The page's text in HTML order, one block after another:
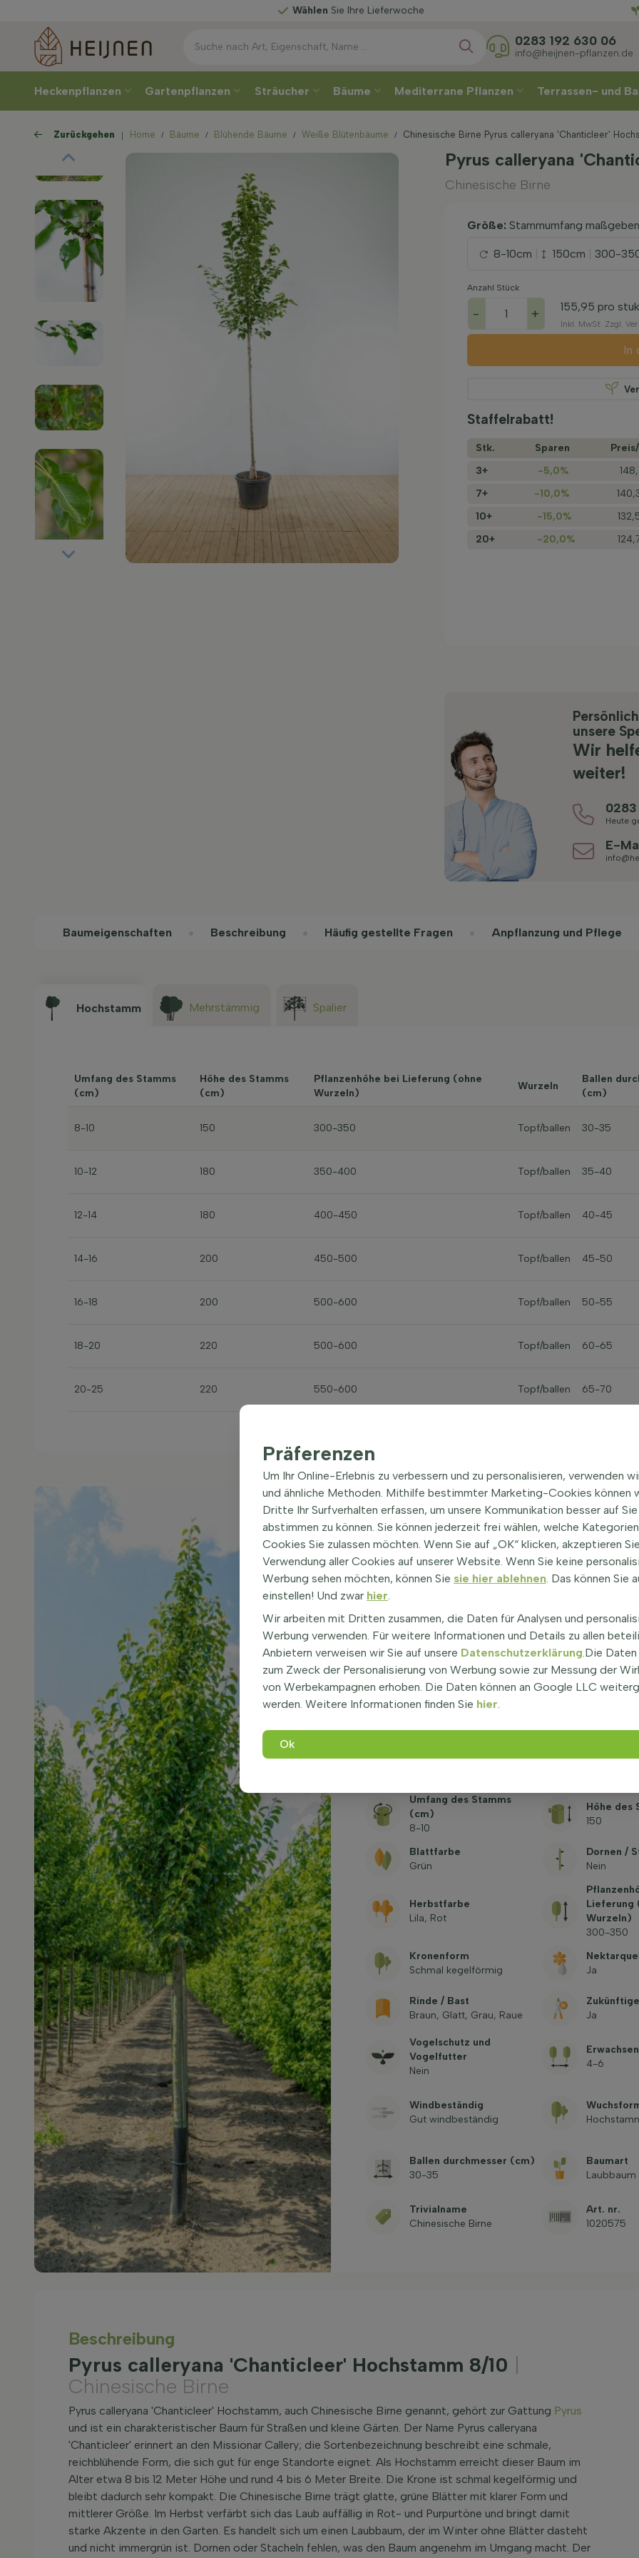
Sie Ihre Lieferwoche
0283 192 630 06
info@heijnen-pflanzen.de
Heckenpflanzen Gartenpflanzen Sträucher Bäume Mediterrane Pflanzen Terrassen- und
Zurückgehen Home Bäume Blühende Bäume Weiße Blütenbäume Chinesische Birne Pyrus calleryana 'Chanticleer'
Pyrus calleryana
Chinesische Birne
Größe: Stammumfang
8-10cm 150cm 300-
Anzahl Stück
- + 155,95 pro stuk
Inkl. MwSt. Zzgl.
In
Staffelrabatt!
Stk. Sparen
3+
-5,0%
7+
-10,0%
10+
-15,0%
20+
-20,0%
unsere
Wir
weiter!
Heute
E-
Baum­eigen­schaften Beschreibung Häufig gestellte Fragen Anpflanzung und Pflege
Hochstamm Mehrstämmig Spalier
Umfang des Stamms
(cm)
Höhe des Stamms
(cm)
Pflanzenhöhe bei Lieferung (ohne
Wurzeln)
Wurzeln
Ballen
(cm)
8-10 150 300-350 Topf/ballen 30-35
10-12 180 350-400 Topf/ballen 35-40
12-14 180 400-450 Topf/ballen 40-45
14-16 200 450-500 Topf/ballen 45-50
16-18 200 500-600 Topf/ballen 50-55
18-20 220 500-600 Topf/ballen 60-65
20-25 220 550-600 Topf/ballen 65-70
Baum­eigen­schaften
Pyrus calleryana
Chinesische Birne
Gattung
Pyrus (Birnbaum)(alle
Sorten anzeigen)
Wurzeln
Topf/ballen
Weiß
Optionen
Großer
Straßen
Standort
Umfang des Stamms
(cm)
8-10
Höhe des
150
Blattfarbe
Grün
Dornen /
Nein
Herbstfarbe
Lila, Rot
Lieferung
Wurzeln)
300-350
Kronenform
Schmal kegelförmig
Ja
Rinde / Bast
Braun, Glatt, Grau, Raue
Ja
Vogelschutz und
Vogelfutter
Nein
4-6
Windbeständig
Gut windbeständig
Ballen durchmesser (cm)
30-35
Baumart
Laubbaum
Trivialname
Chinesische Birne
Art. nr.
1020575
Beschreibung
Pyrus calleryana 'Chanticleer' Hochstamm 8/10
Chinesische Birne
Pyrus calleryana 'Chanticleer' Hochstamm, auch Chinesische Birne genannt, gehört zur Gattung Pyrus
und ist ein charakteristischer Baum für Straßen und kleine Gärten. Der Name Pyrus calleryana
'Chanticleer' erinnert an den Missionar Callery; die Sortenbezeichnung beschreibt eine schmale,
reichblühende Form, die sich gut für enge Standorte eignet. Als Hochstamm erreicht dieser Baum im
Alter etwa 8 bis 12 Meter Höhe und rund 4 bis 6 Meter Breite. Die Krone ist schmal kegelförmig und
bleibt dadurch sehr kompakt. Die Chinesische Birne trägt glatte, grüne Blätter mit klarer Form und
mittlerer Größe. Im Herbst verfärbt sich das Laub auffällig in Rot- und Purpurtöne und bringt damit
starke Akzente in den Garten. Es handelt sich um einen Laubbaum, der im Winter ohne Blätter dasteht
und nicht immergrün ist. Dornen oder Stacheln fehlen, was den Baum angenehm im Umgang macht. Der
Präferenzen
Um Ihr Online-Erlebnis zu verbessern und zu personalisieren, verwenden
und ähnliche Methoden. Mithilfe bestimmter Marketing-Cookies können
Dritte Ihr Surfverhalten erfassen, um unsere Kommunikation besser auf Sie
abstimmen zu können. Sie können jederzeit frei wählen, welche
Cookies Sie zulassen möchten. Wenn Sie auf „OK“ klicken, akzeptieren
Verwendung aller Cookies auf unserer Website. Wenn Sie keine
Werbung sehen möchten, können Sie sie hier ablehnen. Das können Sie
einstellen! Und zwar hier.
Wir arbeiten mit Dritten zusammen, die Daten für Analysen und
Werbung verwenden. Für weitere Informationen und Details zu allen
Anbietern verweisen wir Sie auf unsere Datenschutzerklärung.Die
zum Zweck der Personalisierung von Werbung sowie zur Messung der
von Werbekampagnen erhoben. Die Daten können an Google LLC
werden. Weitere Informationen finden Sie hier.
Ok